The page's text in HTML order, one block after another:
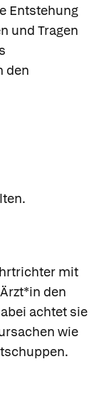
Entstehung
und Tragen
den
mit
den
achtet sie
wie